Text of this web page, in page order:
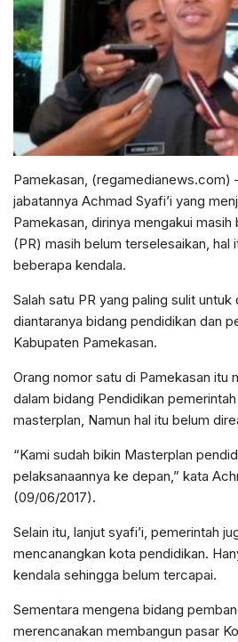
Pamekasan, (regamedianews.com)
jabatannya Achmad Syafi’i yang
Pamekasan, dirinya mengakui masih
(PR) masih belum terselesaikan, hal
beberapa kendala.
Salah satu PR yang paling sulit untuk
diantaranya bidang pendidikan dan
Kabupaten Pamekasan.
Orang nomor satu di Pamekasan itu
dalam bidang Pendidikan
masterplan, Namun hal itu belum
“Kami sudah bikin Masterplan
pelaksanaannya ke depan,” kata
(09/06/2017).
Selain itu, lanjut syafi’i, pemerintah
mencanangkan kota pendidikan.
kendala sehingga belum tercapai.
Sementara mengena bidang
merencanakan membangun pasar